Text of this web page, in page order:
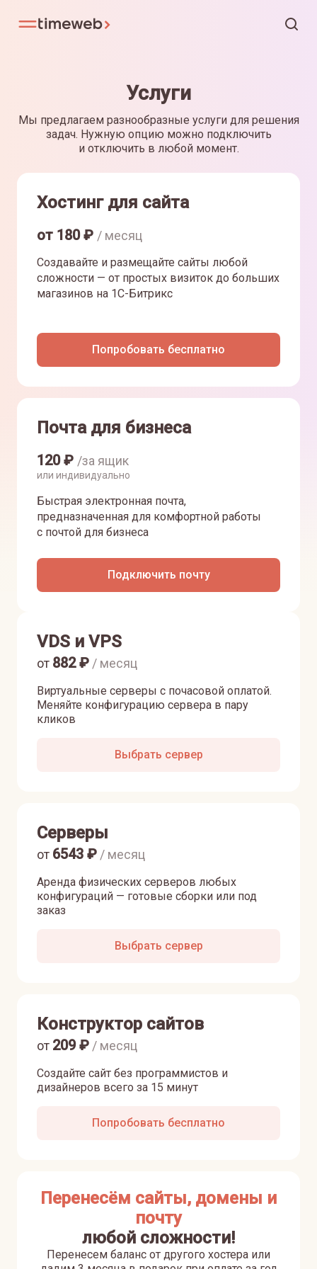
Услуги
Мы предлагаем разнообразные услуги для решения
задач. Нужную опцию можно подключить
и отключить в любой момент.
Хостинг для сайта
от 180₽ / месяц
Создавайте и размещайте сайты любой
сложности — от простых визиток до больших
магазинов на 1С-Битрикс
Попробовать бесплатно
Почта для бизнеса
120₽ /за ящик
или индивидуально
Быстрая электронная почта,
предназначенная для комфортной работы
с почтой для бизнеса
Подключить почту
VDS и VPS
Виртуальные серверы с почасовой оплатой.
Меняйте конфигурацию сервера в пару
кликов
от 882₽ / месяц
Выбрать сервер
Серверы
Аренда физических серверов любых
конфигураций — готовые сборки или под
заказ
от 6543 ₽ / месяц
Выбрать сервер
Конструктор сайтов
Создайте сайт без программистов и
дизайнеров всего за 15 минут
от 209₽ / месяц
Попробовать бесплатно
Перенесём сайты, домены и
почту
любой сложности!
Перенесем баланс от другого хостера или